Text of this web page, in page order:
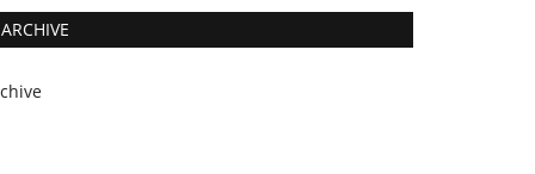
ARCHIVE